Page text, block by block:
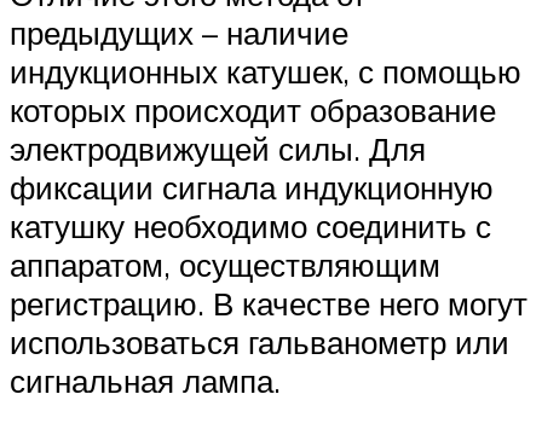
предыдущих – наличие
индукционных катушек, с помощью
которых происходит образование
электродвижущей силы. Для
фиксации сигнала индукционную
катушку необходимо соединить с
аппаратом, осуществляющим
регистрацию. В качестве него могут
использоваться гальванометр или
сигнальная лампа.